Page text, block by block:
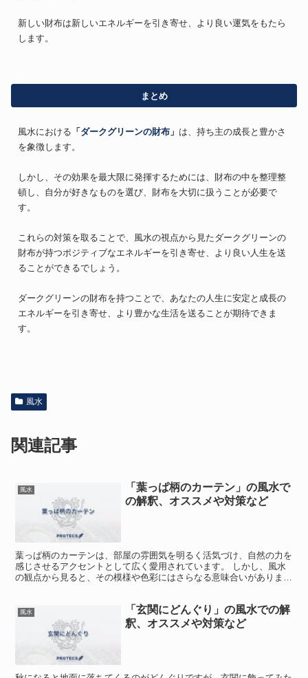
新しい財布は新しいエネルギーを引き寄せ、より良い運気をもたら
します。
まとめ
風水における 「ダークグリーンの財布」 は、持ち主の成長と豊かさ
を象徴します。
しかし、その効果を最大限に発揮するためには、財布の中を整理整
頓し、自分が好きなものを選び、財布を大切に扱うことが必要で
す。
これらの対策を取ることで、風水の視点から見たダークグリーンの
財布が持つポジティブなエネルギーを引き寄せ、より良い人生を送
ることができるでしょう。
ダークグリーンの財布を持つことで、あなたの人生に安定と成長の
エネルギーを引き寄せ、より豊かな生活を送ることが期待できま
す。
風水
関連記事
風水
「葉っぱ柄のカーテン」の風水で
の解釈、オススメや対策など
葉っぱ柄のカーテンは、部屋の雰囲気を明るく活気づけ、自然の力を
感じさせるアクセントとして広く愛用されています。 しかし、風水
の観点から見ると、その模様や色彩にはさらなる意味合いがありま
風水
「玄関にどんぐり」の風水での解
釈、オススメや対策など